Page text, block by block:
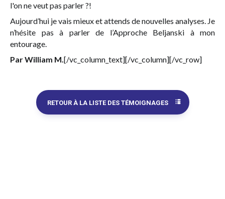
l'on ne veut pas parler ?!
Aujourd’hui je vais mieux et attends de nouvelles analyses. Je
n’hésite pas à parler de l’Approche Beljanski à mon
entourage.
Par William M.[/vc_column_text][/vc_column][/vc_row]
RETOUR À LA LISTE DES TÉMOIGNAGES